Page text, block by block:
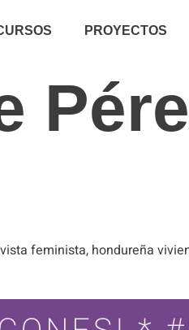
PROYECTOS
feminista, hondureña